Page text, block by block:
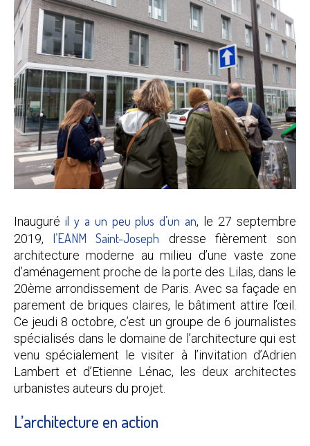
Inauguré il y a un peu plus d’un an, le 27 septembre
2019, l’EANM Saint-Joseph dresse fièrement son
architecture moderne au milieu d’une vaste zone
d’aménagement proche de la porte des Lilas, dans le
20ème arrondissement de Paris. Avec sa façade en
parement de briques claires, le bâtiment attire l’œil.
Ce jeudi 8 octobre, c’est un groupe de 6 journalistes
spécialisés dans le domaine de l’architecture qui est
venu spécialement le visiter à l’invitation d’Adrien
Lambert et d’Etienne Lénac, les deux architectes
urbanistes auteurs du projet.
L’architecture en action